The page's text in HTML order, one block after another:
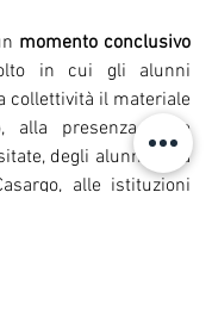
momento conclusivo
in cui gli alunni
collettività il materiale
alla presenza delle
degli alunni della
alle istituzioni